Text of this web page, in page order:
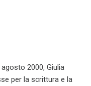
2000, Giulia
per la scrittura e la